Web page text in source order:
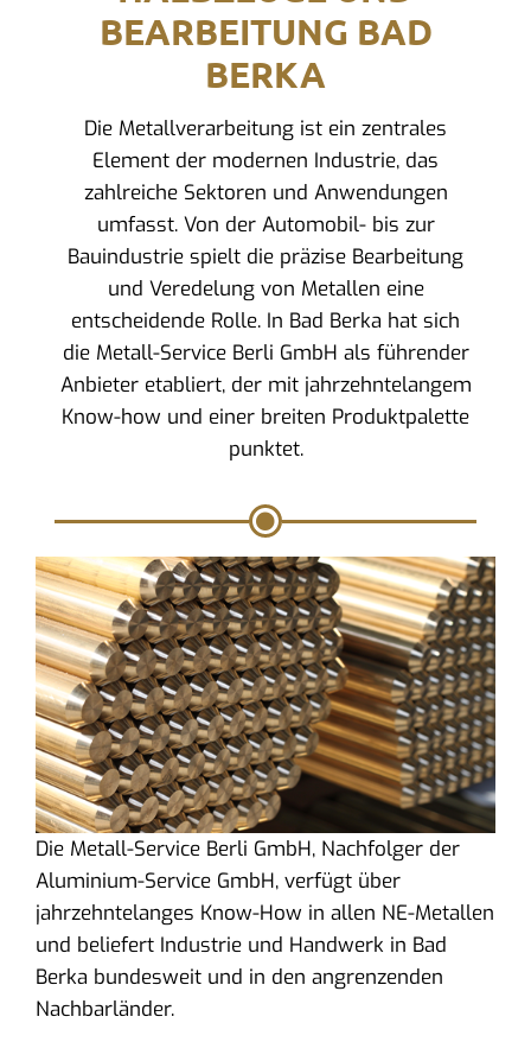
BEARBEITUNG BAD
BERKA
Die Metallverarbeitung ist ein zentrales
Element der modernen Industrie, das
zahlreiche Sektoren und Anwendungen
umfasst. Von der Automobil- bis zur
Bauindustrie spielt die präzise Bearbeitung
und Veredelung von Metallen eine
entscheidende Rolle. In Bad Berka hat sich
die Metall-Service Berli GmbH als führender
Anbieter etabliert, der mit jahrzehntelangem
Know-how und einer breiten Produktpalette
punktet.
Die Metall-Service Berli GmbH, Nachfolger der
Aluminium-Service GmbH, verfügt über
jahrzehntelanges Know-How in allen NE-Metallen
und beliefert Industrie und Handwerk in Bad
Berka bundesweit und in den angrenzenden
Nachbarländer.